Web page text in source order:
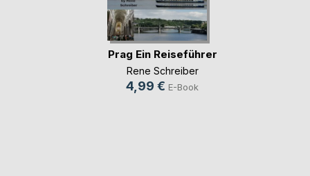
Prag Ein Reiseführer
Rene Schreiber
4,99 € E-Book